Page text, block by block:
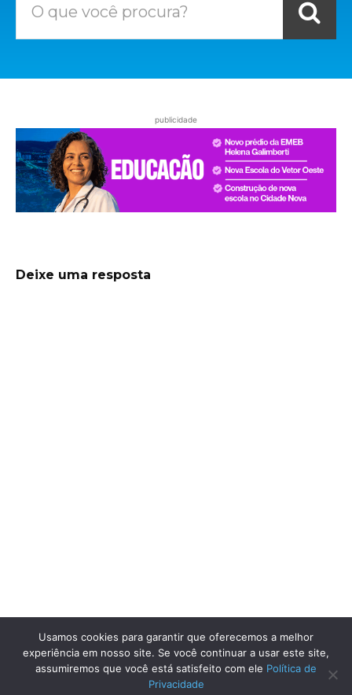
O que você procura?
publicidade
Deixe uma resposta
Usamos cookies para garantir que oferecemos a melhor
experiência em nosso site. Se você continuar a usar este site,
assumiremos que você está satisfeito com ele Política de
Privacidade